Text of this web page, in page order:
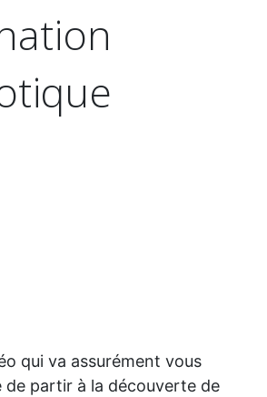
qui va assurément vous
de partir à la découverte de